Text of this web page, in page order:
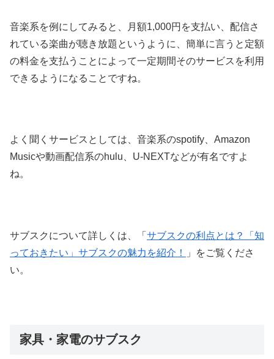
音楽系を例にしてみると、月額1,000円を支払い、配信さ
れている楽曲が聴き放題というように、簡単に言うと定額
の料金を支払うことによって一定期間そのサービスを利用
できるようになることですね。
よく聞くサービスとしては、音楽系のspotify、Amazon
Musicや動画配信系のhulu、U-NEXTなどが有名ですよ
ね。
サブスクについて詳しくは、「 サブスクの利点とは？「知
っておきたい」サブスクの魅力を紹介！
」をご覧くださ
い。
家具・家電のサブスク